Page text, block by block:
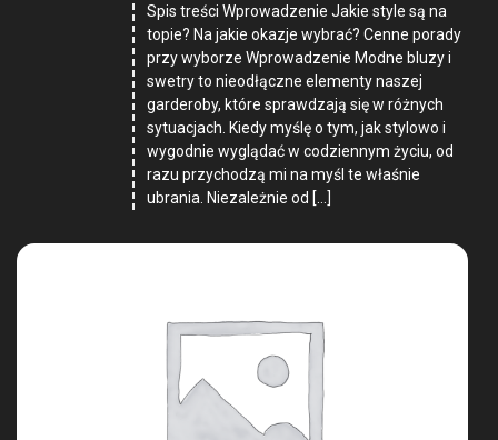
Spis treści Wprowadzenie Jakie style są na
topie? Na jakie okazje wybrać? Cenne porady
przy wyborze Wprowadzenie Modne bluzy i
swetry to nieodłączne elementy naszej
garderoby, które sprawdzają się w różnych
sytuacjach. Kiedy myślę o tym, jak stylowo i
wygodnie wyglądać w codziennym życiu, od
razu przychodzą mi na myśl te właśnie
ubrania. Niezależnie od […]